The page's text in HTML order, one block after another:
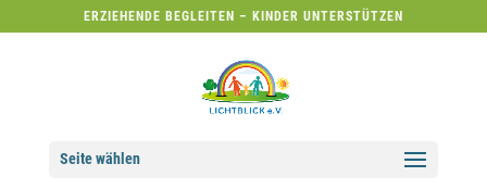
ERZIEHENDE BEGLEITEN – KINDER UNTERSTÜTZEN
Seite wählen